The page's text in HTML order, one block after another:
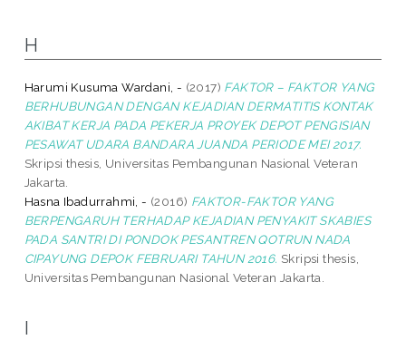
H
Harumi Kusuma Wardani, - (2017) FAKTOR – FAKTOR YANG
BERHUBUNGAN DENGAN KEJADIAN DERMATITIS KONTAK
AKIBAT KERJA PADA PEKERJA PROYEK DEPOT PENGISIAN
PESAWAT UDARA BANDARA JUANDA PERIODE MEI 2017.
Skripsi thesis, Universitas Pembangunan Nasional Veteran
Jakarta.
Hasna Ibadurrahmi, - (2016) FAKTOR-FAKTOR YANG
BERPENGARUH TERHADAP KEJADIAN PENYAKIT SKABIES
PADA SANTRI DI PONDOK PESANTREN QOTRUN NADA
CIPAYUNG DEPOK FEBRUARI TAHUN 2016. Skripsi thesis,
Universitas Pembangunan Nasional Veteran Jakarta.
I